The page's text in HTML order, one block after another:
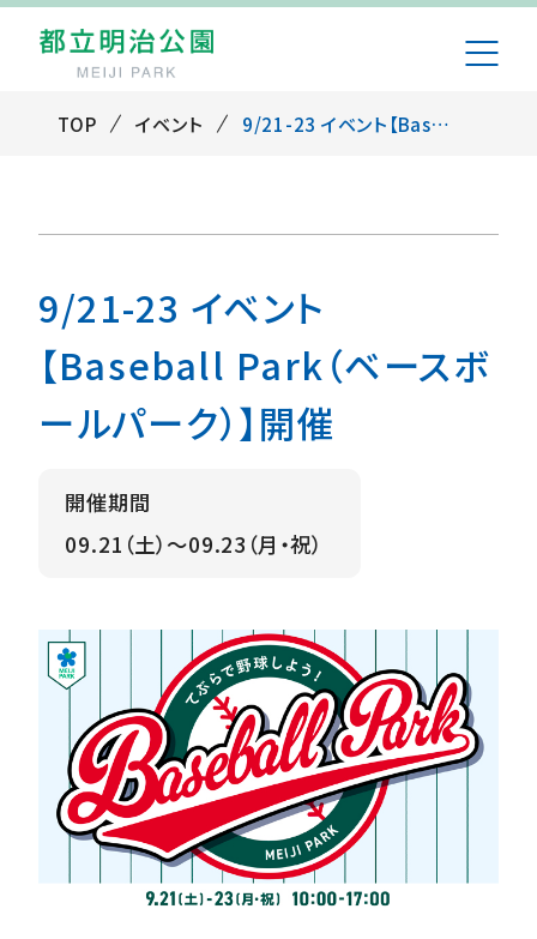
TOP イベント 9/21-23 イベント【Baseball Park（ベースボールパーク）】開催
9/21-23 イベント
【Baseball Park（ベースボ
ールパーク）】開催
開催期間
09.21（土）～09.23（月・祝）